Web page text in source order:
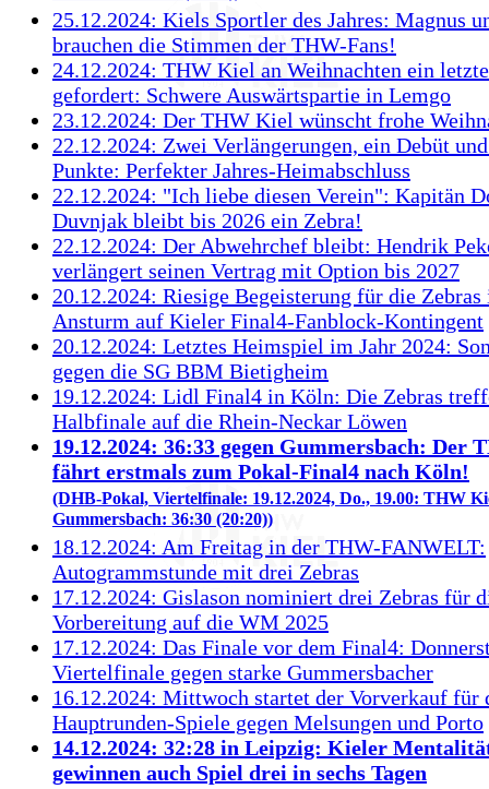
25.12.2024: Kiels Sportler des Jahres: Magnus
brauchen die Stimmen der THW-Fans!
24.12.2024: THW Kiel an Weihnachten ein
gefordert: Schwere Auswärtspartie in Lemgo
23.12.2024: Der THW Kiel wünscht frohe
22.12.2024: Zwei Verlängerungen, ein Debüt
Punkte: Perfekter Jahres-Heimabschluss
22.12.2024: "Ich liebe diesen Verein": Kapitän
Duvnjak bleibt bis 2026 ein Zebra!
22.12.2024: Der Abwehrchef bleibt: Hendrik
verlängert seinen Vertrag mit Option bis 2027
20.12.2024: Riesige Begeisterung für die
Ansturm auf Kieler Final4-Fanblock-Kontingent
20.12.2024: Letztes Heimspiel im Jahr 2024:
gegen die SG BBM Bietigheim
19.12.2024: Lidl Final4 in Köln: Die Zebras
Halbfinale auf die Rhein-Neckar Löwen
19.12.2024: 36:33 gegen Gummersbach: Der
fährt erstmals zum Pokal-Final4 nach Köln!
(DHB-Pokal, Viertelfinale: 19.12.2024, Do., 19.00: THW
Gummersbach: 36:30 (20:20))
18.12.2024: Am Freitag in der THW-FANWELT:
Autogrammstunde mit drei Zebras
17.12.2024: Gislason nominiert drei Zebras für
Vorbereitung auf die WM 2025
17.12.2024: Das Finale vor dem Final4:
Viertelfinale gegen starke Gummersbacher
16.12.2024: Mittwoch startet der Vorverkauf für
Hauptrunden-Spiele gegen Melsungen und Porto
14.12.2024: 32:28 in Leipzig: Kieler
gewinnen auch Spiel drei in sechs Tagen